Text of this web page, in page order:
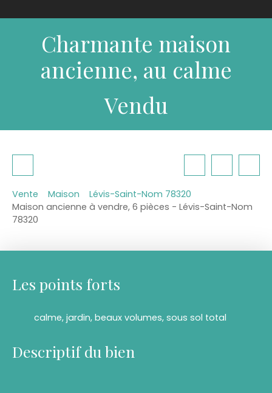
Charmante maison
ancienne, au calme
Vendu
Vente Maison
Lévis-Saint-Nom 78320
Maison ancienne à vendre, 6 pièces - Lévis-Saint-Nom
78320
Les points forts
calme, jardin, beaux volumes, sous sol total
Descriptif du bien